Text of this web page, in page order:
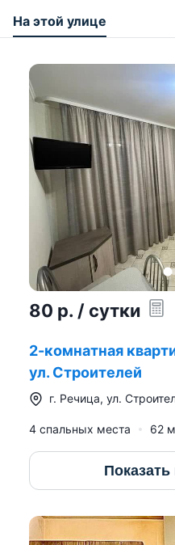
На этой улице
80 р. / сутки
2-комнатная
ул. Строителей
г. Речица, ул.
4 спальных места 62 м